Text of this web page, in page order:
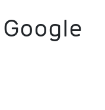
Google